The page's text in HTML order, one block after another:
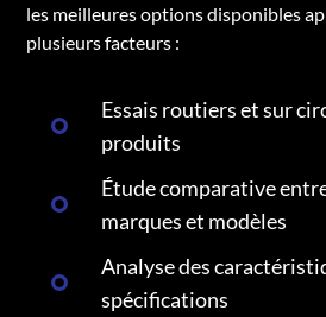
les meilleures options disponibles
plusieurs facteurs :
Essais routiers et sur
produits
Étude comparative
marques et modèles
Analyse des
spécifications